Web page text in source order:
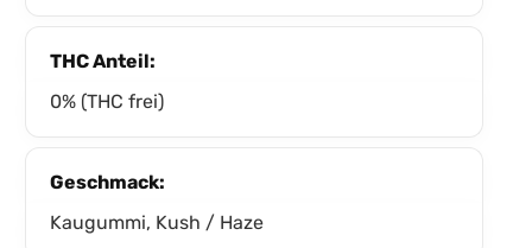
THC Anteil:
0% (THC frei)
Geschmack:
Kaugummi, Kush / Haze